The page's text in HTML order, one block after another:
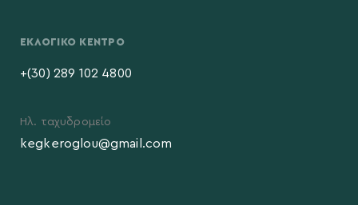
ΕΚΛΟΓΙΚΌ ΚΈΝΤΡΟ
+(30) 289 102 4800
Ηλ. ταχυδρομείο
kegkeroglou@gmail.com